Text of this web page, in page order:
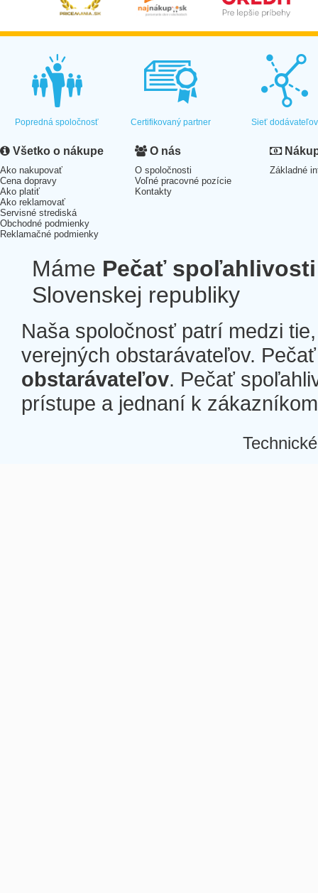
Popredná spoločnosť Certifikovaný partner Sieť dodávateľov
Všetko o nákupe
Ako nakupovať
Cena dopravy
Ako platiť
Ako reklamovať
Servisné strediská
Obchodné podmienky
Reklamačné podmienky
O nás
O spoločnosti
Voľné pracovné pozície
Kontakty
Základné
Máme Pečať spoľahlivosti
Slovenskej republiky
Naša spoločnosť patrí medzi
verejných obstarávateľov.
obstarávateľov. Pečať
prístupe a jednaní k